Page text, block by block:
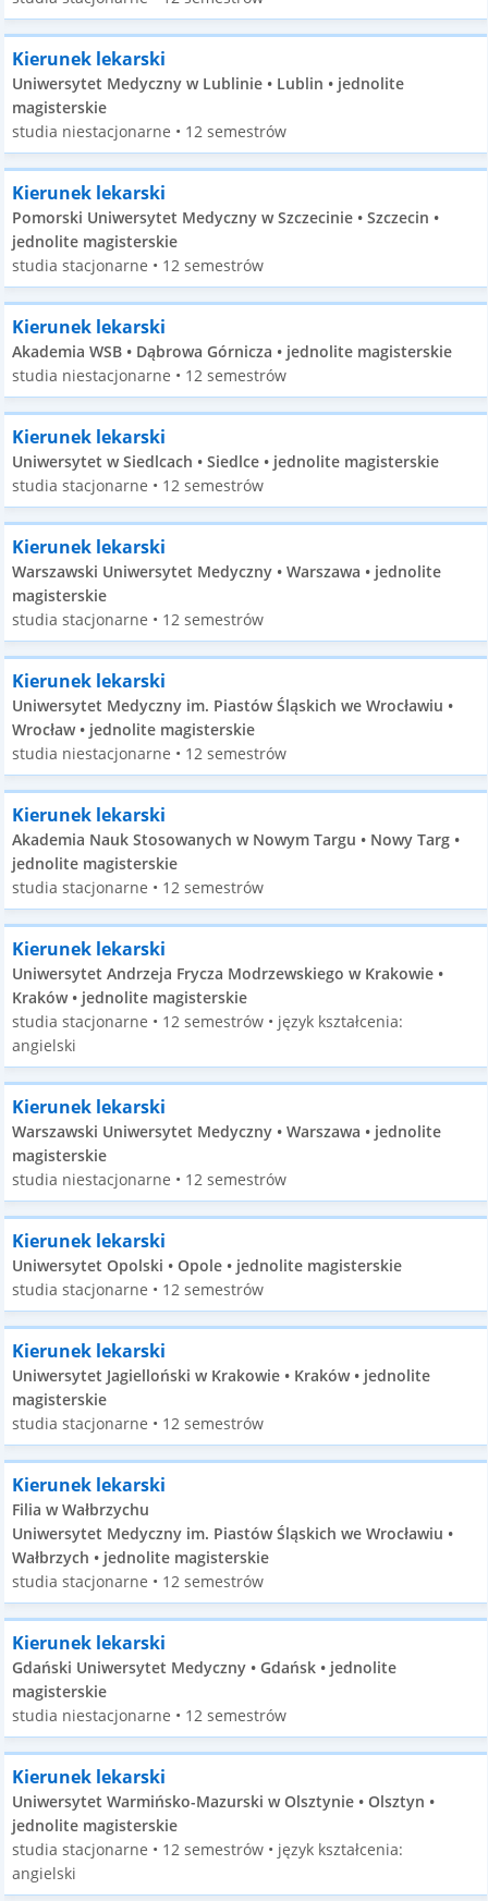
Kierunek lekarski
Uniwersytet Medyczny w Lublinie • Lublin • jednolite
magisterskie
studia niestacjonarne • 12 semestrów
Kierunek lekarski
Pomorski Uniwersytet Medyczny w Szczecinie • Szczecin •
jednolite magisterskie
studia stacjonarne • 12 semestrów
Kierunek lekarski
Akademia WSB • Dąbrowa Górnicza • jednolite magisterskie
studia niestacjonarne • 12 semestrów
Kierunek lekarski
Uniwersytet w Siedlcach • Siedlce • jednolite magisterskie
studia stacjonarne • 12 semestrów
Kierunek lekarski
Warszawski Uniwersytet Medyczny • Warszawa • jednolite
magisterskie
studia stacjonarne • 12 semestrów
Kierunek lekarski
Uniwersytet Medyczny im. Piastów Śląskich we Wrocławiu •
Wrocław • jednolite magisterskie
studia niestacjonarne • 12 semestrów
Kierunek lekarski
Akademia Nauk Stosowanych w Nowym Targu • Nowy Targ •
jednolite magisterskie
studia stacjonarne • 12 semestrów
Kierunek lekarski
Uniwersytet Andrzeja Frycza Modrzewskiego w Krakowie •
Kraków • jednolite magisterskie
studia stacjonarne • 12 semestrów • język kształcenia:
angielski
Kierunek lekarski
Warszawski Uniwersytet Medyczny • Warszawa • jednolite
magisterskie
studia niestacjonarne • 12 semestrów
Kierunek lekarski
Uniwersytet Opolski • Opole • jednolite magisterskie
studia stacjonarne • 12 semestrów
Kierunek lekarski
Uniwersytet Jagielloński w Krakowie • Kraków • jednolite
magisterskie
studia stacjonarne • 12 semestrów
Kierunek lekarski
Filia w Wałbrzychu
Uniwersytet Medyczny im. Piastów Śląskich we Wrocławiu •
Wałbrzych • jednolite magisterskie
studia stacjonarne • 12 semestrów
Kierunek lekarski
Gdański Uniwersytet Medyczny • Gdańsk • jednolite
magisterskie
studia niestacjonarne • 12 semestrów
Kierunek lekarski
Uniwersytet Warmińsko-Mazurski w Olsztynie • Olsztyn •
jednolite magisterskie
studia stacjonarne • 12 semestrów • język kształcenia:
angielski